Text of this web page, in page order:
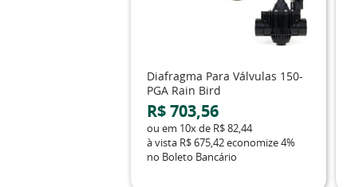
Diafragma Para Válvulas 150-
PGA Rain Bird
R$ 703,56
ou em 10xde R$ 82,44
à vista R$ 675,42economize4%
no Boleto Bancário